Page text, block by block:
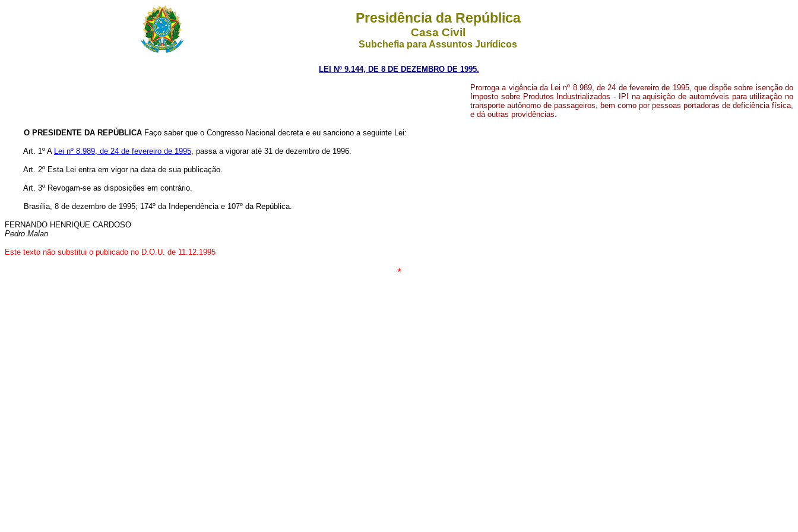
Presidência da República
Casa Civil
Subchefia para Assuntos Jurídicos
LEI Nº 9.144, DE 8 DE DEZEMBRO DE 1995.
Prorroga a vigência da Lei nº 8.989, de 24 de fevereiro de 1995, que dispõe sobre isenção do
Imposto sobre Produtos Industrializados - IPI na aquisição de automóveis para utilização no
transporte autônomo de passageiros, bem como por pessoas portadoras de deficiência física,
e dá outras providências.
O PRESIDENTE DA REPÚBLICA Faço saber que o Congresso Nacional decreta e eu sanciono a seguinte Lei:
Art. 1º A Lei nº 8.989, de 24 de fevereiro de 1995, passa a vigorar até 31 de dezembro de 1996.
Art. 2º Esta Lei entra em vigor na data de sua publicação.
Art. 3º Revogam-se as disposições em contrário.
Brasília, 8 de dezembro de 1995; 174º da Independência e 107º da República.
FERNANDO HENRIQUE CARDOSO
Pedro Malan
Este texto não substitui o publicado no D.O.U. de 11.12.1995
*